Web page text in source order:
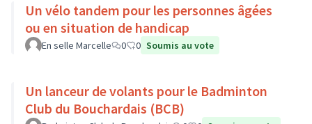
Un vélo tandem pour les personnes âgées
ou en situation de handicap
En selle Marcelle 0 0 Soumis au vote
Un lanceur de volants pour le Badminton
Club du Bouchardais (BCB)